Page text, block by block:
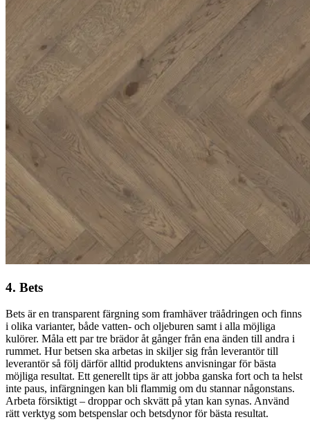
4. Bets
Bets är en transparent färgning som framhäver träådringen och finns
i olika varianter, både vatten- och oljeburen samt i alla möjliga
kulörer. Måla ett par tre brädor åt gånger från ena änden till andra i
rummet. Hur betsen ska arbetas in skiljer sig från leverantör till
leverantör så följ därför alltid produktens anvisningar för bästa
möjliga resultat. Ett generellt tips är att jobba ganska fort och ta helst
inte paus, infärgningen kan bli flammig om du stannar någonstans.
Arbeta försiktigt – droppar och skvätt på ytan kan synas. Använd
rätt verktyg som betspenslar och betsdynor för bästa resultat.